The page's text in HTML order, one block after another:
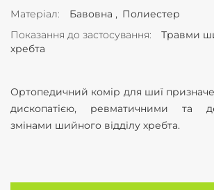
Матеріал
Бавовна
Полиестер
Показання до застосування
Травми
хребта
Ортопедичний комір для шиї
дископатією, ревматичними та
змінами шийного відділу хребта.